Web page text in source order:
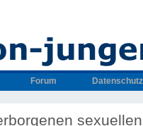
Forum Datenschutz